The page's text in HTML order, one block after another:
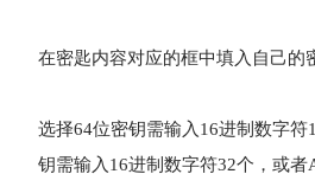
在密匙内容对应的框中填入自己的
选择64位密钥需输入16进制数字
钥需输入16进制数字符32个，或者